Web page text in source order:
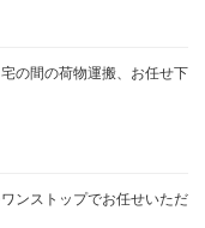
の間の荷物運搬、お任せ下
ンストップでお任せいただ